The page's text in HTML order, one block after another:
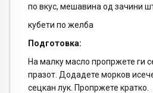
по вкус, мешавина од зачини
кубети по желба
Подготовка:
На малку масло пропржете ги
празот. Додадете морков
сецкан лук. Пропржете кратко.